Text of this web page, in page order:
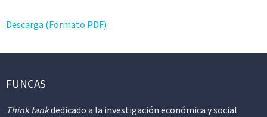
Descarga (Formato PDF)
FUNCAS
Think tankdedicado a la investigación económica y social